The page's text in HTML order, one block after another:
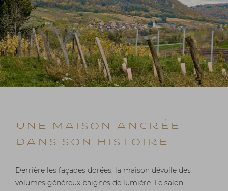
Une maison ancrée
dans son histoire
Derrière les façades dorées, la maison dévoile des
volumes généreux baignés de lumière. Le salon